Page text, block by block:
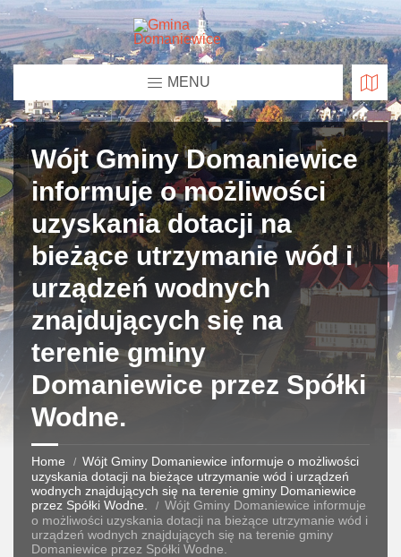
MENU
Wójt Gminy Domaniewice
informuje o możliwości
uzyskania dotacji na
bieżące utrzymanie wód i
urządzeń wodnych
znajdujących się na
terenie gminy
Domaniewice przez Spółki
Wodne.
Home
Wójt Gminy Domaniewice informuje o możliwości
uzyskania dotacji na bieżące utrzymanie wód i urządzeń
wodnych znajdujących się na terenie gminy Domaniewice
przez Spółki Wodne.
Wójt Gminy Domaniewice informuje
o możliwości uzyskania dotacji na bieżące utrzymanie wód i
urządzeń wodnych znajdujących się na terenie gminy
Domaniewice przez Spółki Wodne.